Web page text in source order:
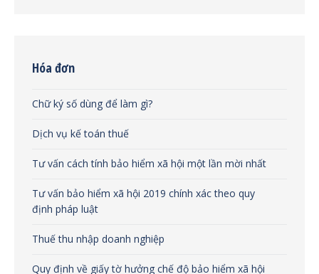
Hóa đơn
Chữ ký số dùng để làm gì?
Dịch vụ kế toán thuế
Tư vấn cách tính bảo hiểm xã hội một lần mời nhất
Tư vấn bảo hiểm xã hội 2019 chính xác theo quy
định pháp luật
Thuế thu nhập doanh nghiệp
Quy định về giấy tờ hưởng chế độ bảo hiểm xã hội